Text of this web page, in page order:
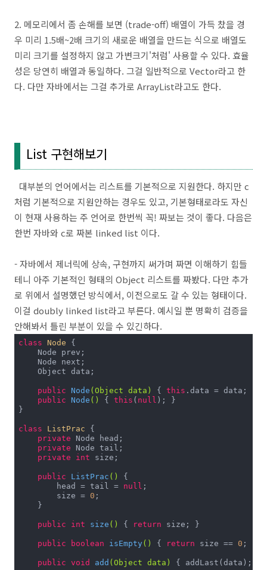
2. 메모리에서 좀 손해를 보면 (trade-off) 배열이 가득 찼을 경
우 미리 1.5배~2배 크기의 새로운 배열을 만드는 식으로 배열도
미리 크기를 설정하지 않고 가변크기'처럼' 사용할 수 있다. 효율
성은 당연히 배열과 동일하다. 그걸 일반적으로 Vector라고 한
다. 다만 자바에서는 그걸 추가로 ArrayList라고도 한다.
List 구현해보기
대부분의 언어에서는 리스트를 기본적으로 지원한다. 하지만 c
처럼 기본적으로 지원안하는 경우도 있고, 기본형태로라도 자신
이 현재 사용하는 주 언어로 한번씩 꼭! 짜보는 것이 좋다. 다음은
한번 자바와 c로 짜본 linked list 이다.
- 자바에서 제너릭에 상속, 구현까지 써가며 짜면 이해하기 힘들
테니 아주 기본적인 형태의 Object 리스트를 짜봤다. 다만 추가
로 위에서 설명했던 방식에서, 이전으로도 갈 수 있는 형태이다.
이걸 doubly linked list라고 부른다. 예시일 뿐 명확히 검증을
안해봐서 틀린 부분이 있을 수 있긴하다.
class Node
{
    Node prev;
    Node next;
    Object data;
public Node (Object data) { this .data = data; }
public
Node () { this ( null ); }
}
class ListPrac
{
private Node head;
private Node tail;
private
int size;
public ListPrac ()
{
        head = tail =
null ;
        size =
0 ;
    }
public int size () { return size; }
public boolean isEmpty () { return size == 0 ; }
public void add (Object data) { addLast(data); }